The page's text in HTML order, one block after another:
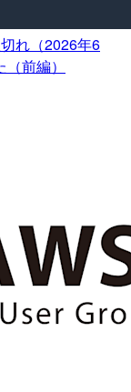
れ（2026年6
前編）